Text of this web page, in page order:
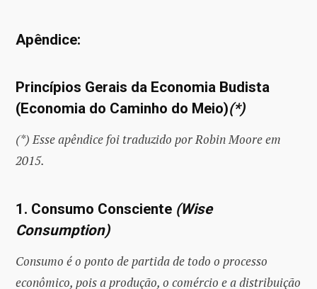
Apêndice:
Princípios Gerais da Economia Budista
(Economia do Caminho do Meio)(*)
(*) Esse apêndice foi traduzido por Robin Moore em
2015.
1. Consumo Consciente (Wise
Consumption)
Consumo é o ponto de partida de todo o processo
econômico, pois a produção, o comércio e a distribuição